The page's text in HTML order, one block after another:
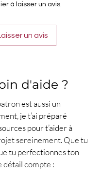
à laisser un avis.
un avis
d'aide ?
est aussi un
je t’ai préparé
pour t’aider à
sereinement. Que tu
tu perfectionnes ton
détail compte :